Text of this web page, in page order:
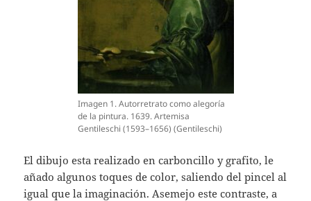
Imagen 1. Autorretrato como alegoría
de la pintura. 1639. Artemisa
Gentileschi (1593–1656) (Gentileschi)
El dibujo esta realizado en carboncillo y grafito, le
añado algunos toques de color, saliendo del pincel al
igual que la imaginación. Asemejo este contraste, a